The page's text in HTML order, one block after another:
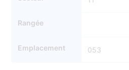
Rangée
Emplacement 053